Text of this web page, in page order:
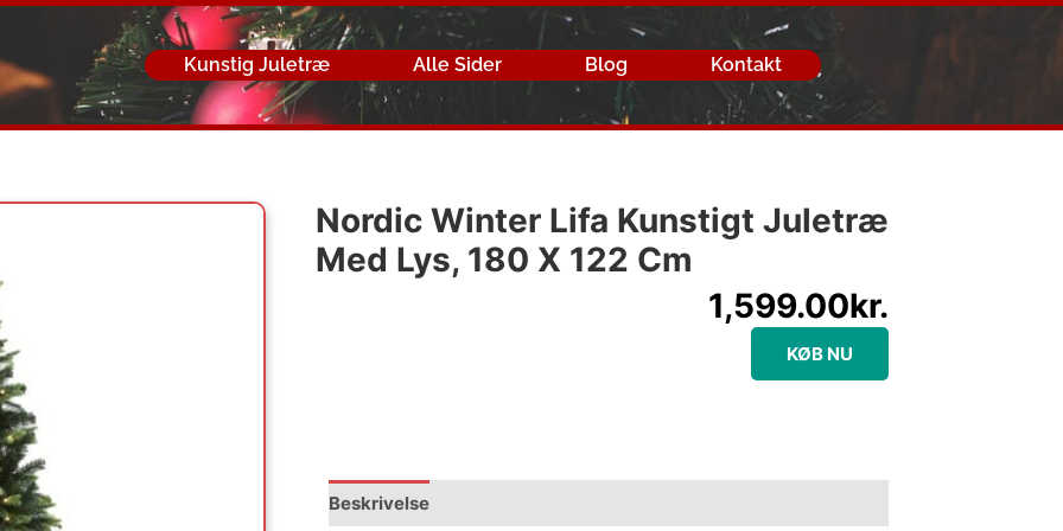
Kunstig Juletræ Alle Sider Blog Kontakt
Nordic Winter Lifa Kunstigt Juletræ
Med Lys, 180 X 122 Cm
1,599.00kr.
KØB NU
Beskrivelse